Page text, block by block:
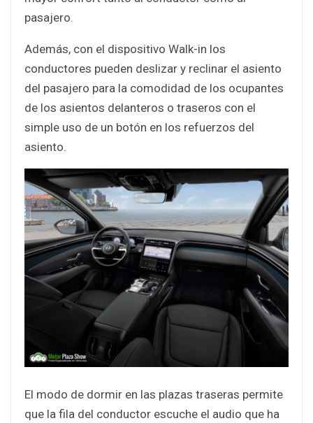
pasajero.
Además, con el dispositivo Walk-in los
conductores pueden deslizar y reclinar el asiento
del pasajero para la comodidad de los ocupantes
de los asientos delanteros o traseros con el
simple uso de un botón en los refuerzos del
asiento.
El modo de dormir en las plazas traseras permite
que la fila del conductor escuche el audio que ha